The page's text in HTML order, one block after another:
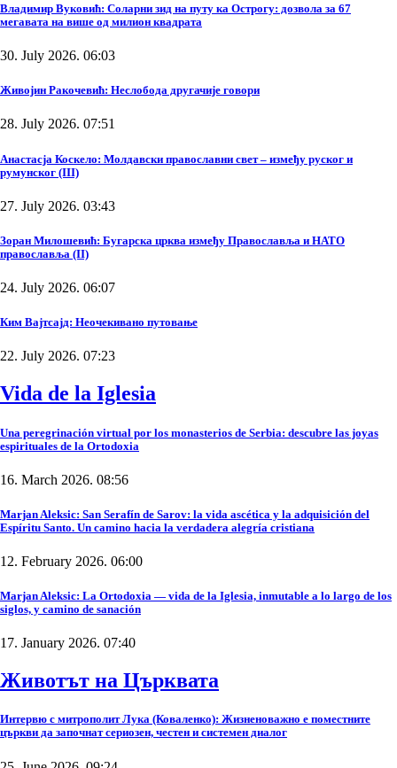
Владимир Вуковић: Соларни зид на путу ка Острогу: дозвола за 67
мегавата на више од милион квадрата
30. July 2026. 06:03
Живојин Ракочевић: Неслобода другачије говори
28. July 2026. 07:51
Анастасја Коскело: Молдавски православни свет – између руског и
румунског (III)
27. July 2026. 03:43
Зоран Милошевић: Бугарска црква између Православља и НАТО
православља (II)
24. July 2026. 06:07
Ким Вајтсајд: Неочекивано путовање
22. July 2026. 07:23
Vida de la Iglesia
Una peregrinación virtual por los monasterios de Serbia: descubre las joyas
espirituales de la Ortodoxia
16. March 2026. 08:56
Marjan Aleksic: San Serafín de Sarov: la vida ascética y la adquisición del
Espíritu Santo. Un camino hacia la verdadera alegría cristiana
12. February 2026. 06:00
Marjan Aleksic: La Ortodoxia — vida de la Iglesia, inmutable a lo largo de los
siglos, y camino de sanación
17. January 2026. 07:40
Животът на Църквата
Интервю с митрополит Лука (Коваленко): Жизненоважно е поместните
църкви да започнат сериозен, честен и системен диалог